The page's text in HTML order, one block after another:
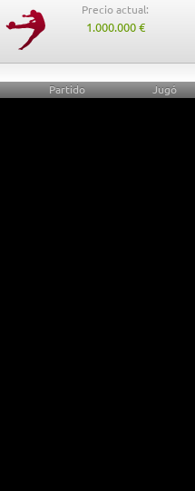
Precio actual:
1.000.000 €
Partido Jugó